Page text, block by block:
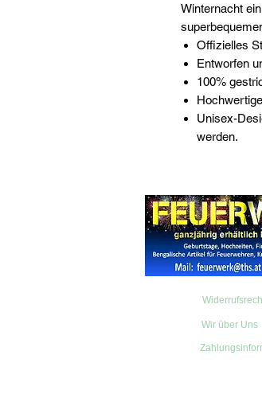
Winternacht
Offizielles
Entworfen
100%
Unisex-
werden.
Wir über Uns